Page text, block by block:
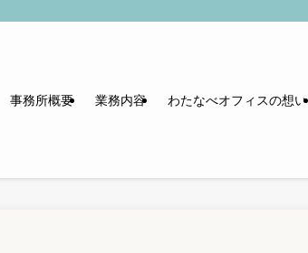
事務所概要 業務内容 わたなべオフィスの想い